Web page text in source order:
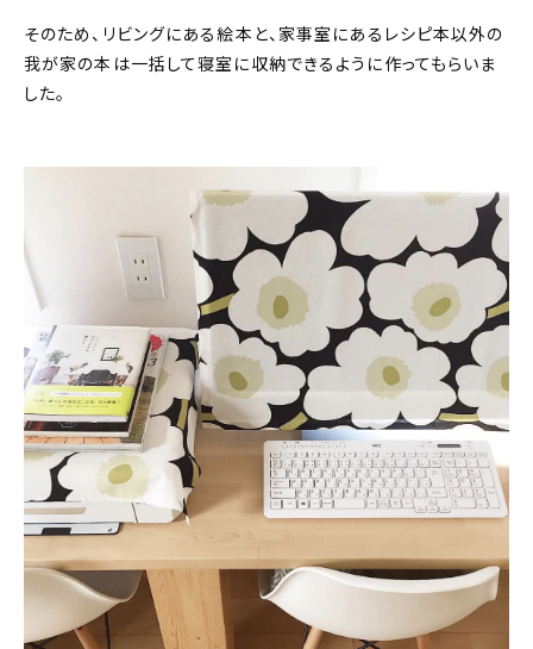
そのため、リビングにある絵本と、家事室にあるレシピ本以外の
我が家の本は一括して寝室に収納できるように作ってもらいま
した。